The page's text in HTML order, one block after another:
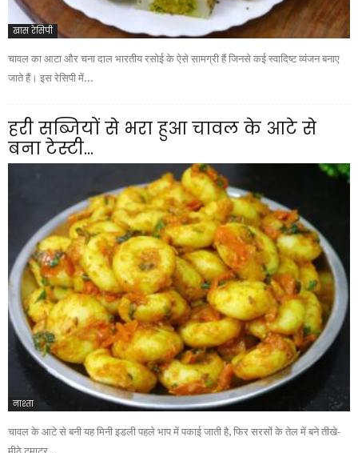
खास रेसिपी
चावल का आटा और चना दाल भारतीय रसोई के ऐसे सामग्री हैं जिनसे कई स्वादिष्ट व्यंजन बनाए
जाते हैं। इस रेसिपी में...
हरी सब्जियों से भरा हुआ चावल के आटे से
बना टेस्टी...
नाश्ता
चावल के आटे से बनी यह मिनी इडली पहले भाप में पकाई जाती है, फिर सरसों के तेल में बने तीखे-